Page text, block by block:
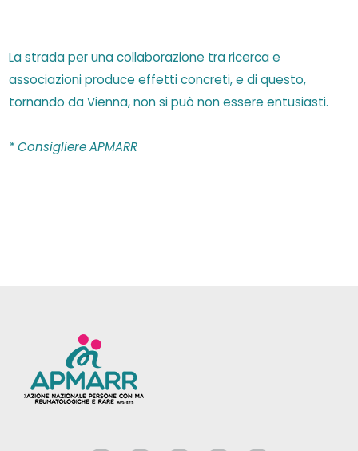
La strada per una collaborazione tra ricerca e
associazioni produce effetti concreti, e di questo,
tornando da Vienna, non si può non essere entusiasti.
* Consigliere APMARR